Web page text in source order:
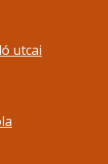
utcai